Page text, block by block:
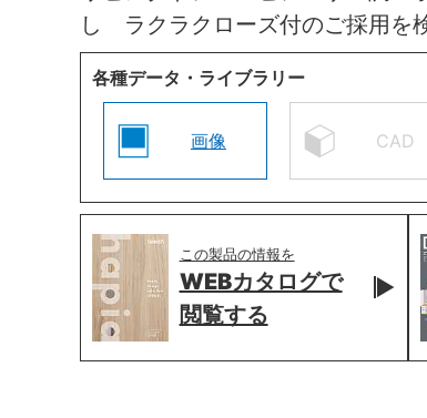
し ラクラクローズ付のご採用を
各種データ・ライブラリー
画像 CAD
この製品の情報を
WEBカタログで
閲覧する